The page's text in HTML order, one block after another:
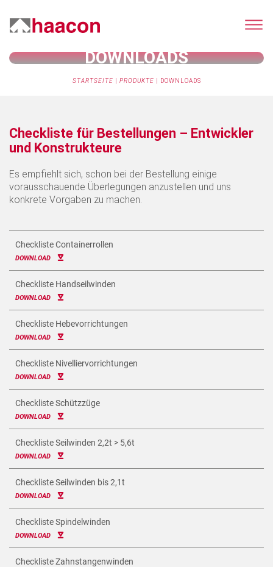
DOWNLOADS
STARTSEITE PRODUKTE DOWNLOADS
Checkliste für Bestellungen – Entwickler
und Konstrukteure
Es empfiehlt sich, schon bei der Bestellung einige
vorausschauende Überlegungen anzustellen und uns
konkrete Vorgaben zu machen.
Checkliste Containerrollen
DOWNLOAD
Checkliste Handseilwinden
DOWNLOAD
Checkliste Hebevorrichtungen
DOWNLOAD
Checkliste Nivelliervorrichtungen
DOWNLOAD
Checkliste Schützzüge
DOWNLOAD
Checkliste Seilwinden 2,2t > 5,6t
DOWNLOAD
Checkliste Seilwinden bis 2,1t
DOWNLOAD
Checkliste Spindelwinden
DOWNLOAD
Checkliste Zahnstangenwinden